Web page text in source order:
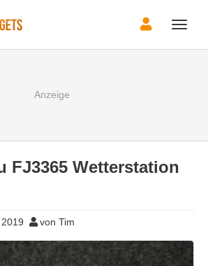
Toggle
FJ3365 Wetterstation
von Tim